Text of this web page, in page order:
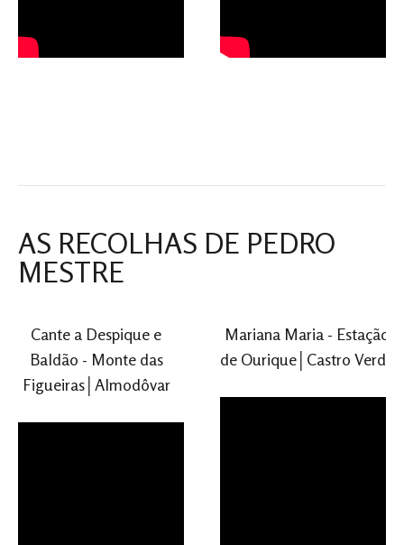
AS RECOLHAS DE PEDRO
MESTRE
Cante a Despique e
Baldão - Monte das
Figueiras│Almodôvar
Mariana Maria - Estação
de Ourique│Castro Verde